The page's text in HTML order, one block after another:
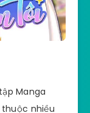
Manga
thuộc nhiều